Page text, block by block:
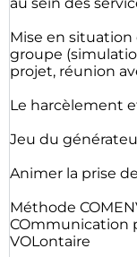
Mise en situation
groupe
projet, réunion
Le harcèlement
Jeu du
Animer la prise
Méthode
COmmunication
VOLontaire